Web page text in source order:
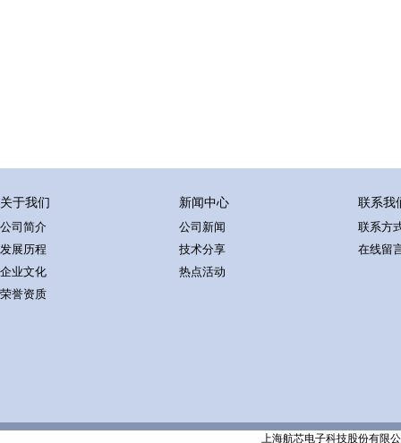
关于我们
公司简介
发展历程
企业文化
荣誉资质
新闻中心
公司新闻
技术分享
热点活动
联系我
联系方
在线留
上海航芯电子科技股份有限公